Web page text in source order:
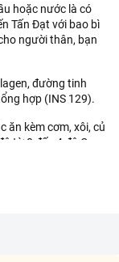
hoặc nước là có
Tấn Đạt với bao bì
người thân, bạn
đường tinh
hợp (INS 129).
ăn kèm cơm, xôi, củ
từ 0 đến 4 độ C.
sách tại: